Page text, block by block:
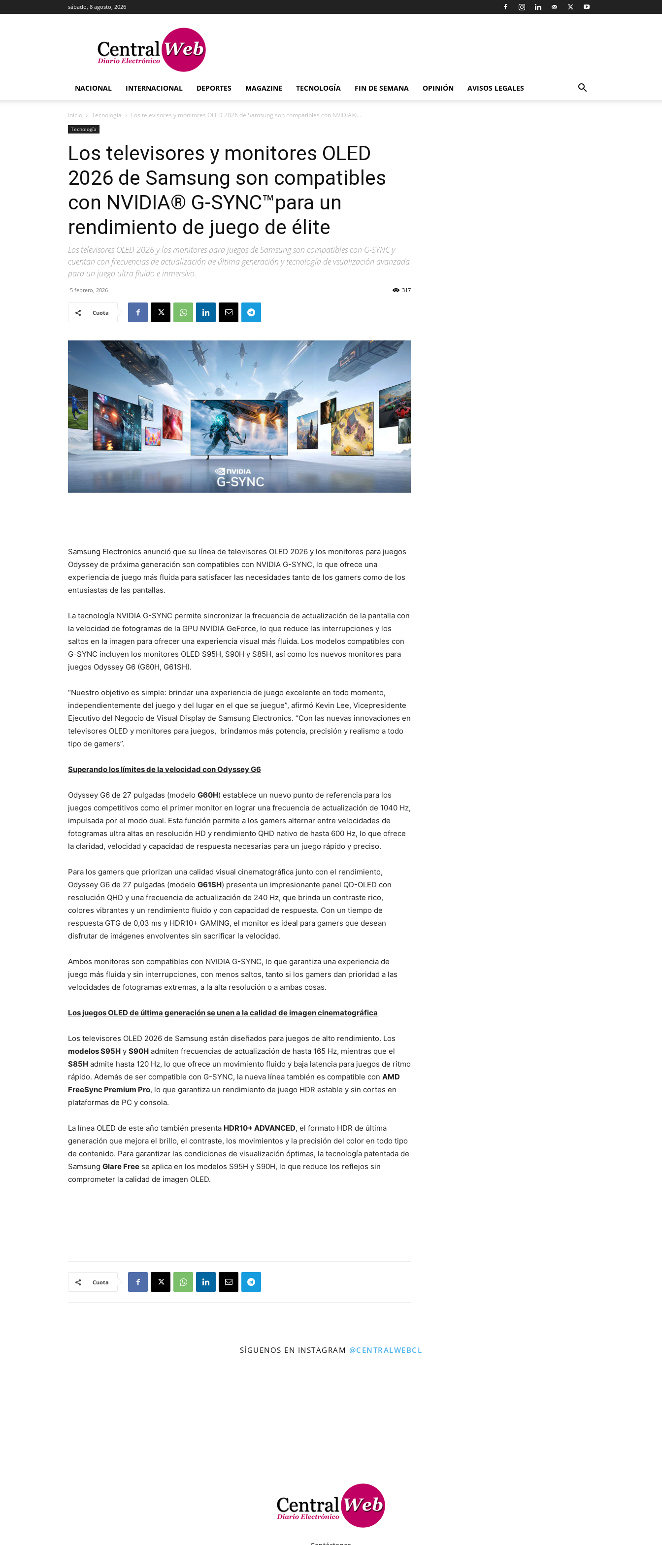
sábado, 8 agosto, 2026
Central
Web
NACIONAL INTERNACIONAL DEPORTES MAGAZINE TECNOLOGÍA FIN DE SEMANA OPINIÓN AVISOS LEGALES
Inicio Tecnología Los televisores y monitores OLED 2026 de Samsung son compatibles con NVIDIA®...
Tecnología
Los televisores y monitores OLED
2026 de Samsung son compatibles
con NVIDIA® G-SYNC™para un
rendimiento de juego de élite
Los televisores OLED 2026 y los monitores para juegos de Samsung son compatibles con G-SYNC y
cuentan con frecuencias de actualización de última generación y tecnología de vsualización avanzada
para un juego ultra fluido e inmersivo.
5 febrero, 2026 317
Cuota
Samsung Electronics anunció que su línea de televisores OLED 2026 y los monitores para juegos
Odyssey de próxima generación son compatibles con NVIDIA G-SYNC, lo que ofrece una
experiencia de juego más fluida para satisfacer las necesidades tanto de los gamers como de los
entusiastas de las pantallas.
La tecnología NVIDIA G-SYNC permite sincronizar la frecuencia de actualización de la pantalla con
la velocidad de fotogramas de la GPU NVIDIA GeForce, lo que reduce las interrupciones y los
saltos en la imagen para ofrecer una experiencia visual más fluida. Los modelos compatibles con
G-SYNC incluyen los monitores OLED S95H, S90H y S85H, así como los nuevos monitores para
juegos Odyssey G6 (G60H, G61SH).
“Nuestro objetivo es simple: brindar una experiencia de juego excelente en todo momento,
independientemente del juego y del lugar en el que se juegue”, afirmó Kevin Lee, Vicepresidente
Ejecutivo del Negocio de Visual Display de Samsung Electronics. “Con las nuevas innovaciones en
televisores OLED y monitores para juegos, brindamos más potencia, precisión y realismo a todo
tipo de gamers”.
Superando los límites de la velocidad con Odyssey G6
Odyssey G6 de 27 pulgadas (modelo G60H) establece un nuevo punto de referencia para los
juegos competitivos como el primer monitor en lograr una frecuencia de actualización de 1040 Hz,
impulsada por el modo dual. Esta función permite a los gamers alternar entre velocidades de
fotogramas ultra altas en resolución HD y rendimiento QHD nativo de hasta 600 Hz, lo que ofrece
la claridad, velocidad y capacidad de respuesta necesarias para un juego rápido y preciso.
Para los gamers que priorizan una calidad visual cinematográfica junto con el rendimiento,
Odyssey G6 de 27 pulgadas (modelo G61SH) presenta un impresionante panel QD-OLED con
resolución QHD y una frecuencia de actualización de 240 Hz, que brinda un contraste rico,
colores vibrantes y un rendimiento fluido y con capacidad de respuesta. Con un tiempo de
respuesta GTG de 0,03 ms y HDR10+ GAMING, el monitor es ideal para gamers que desean
disfrutar de imágenes envolventes sin sacrificar la velocidad.
Ambos monitores son compatibles con NVIDIA G-SYNC, lo que garantiza una experiencia de
juego más fluida y sin interrupciones, con menos saltos, tanto si los gamers dan prioridad a las
velocidades de fotogramas extremas, a la alta resolución o a ambas cosas.
Los juegos OLED de última generación se unen a la calidad de imagen cinematográfica
Los televisores OLED 2026 de Samsung están diseñados para juegos de alto rendimiento. Los
modelos S95H y S90H admiten frecuencias de actualización de hasta 165 Hz, mientras que el
S85H admite hasta 120 Hz, lo que ofrece un movimiento fluido y baja latencia para juegos de ritmo
rápido. Además de ser compatible con G-SYNC, la nueva línea también es compatible con AMD
FreeSync Premium Pro, lo que garantiza un rendimiento de juego HDR estable y sin cortes en
plataformas de PC y consola.
La línea OLED de este año también presenta HDR10+ ADVANCED, el formato HDR de última
generación que mejora el brillo, el contraste, los movimientos y la precisión del color en todo tipo
de contenido. Para garantizar las condiciones de visualización óptimas, la tecnología patentada de
Samsung Glare Free se aplica en los modelos S95H y S90H, lo que reduce los reflejos sin
comprometer la calidad de imagen OLED.
Cuota
SÍGUENOS EN INSTAGRAM @CENTRALWEBCL